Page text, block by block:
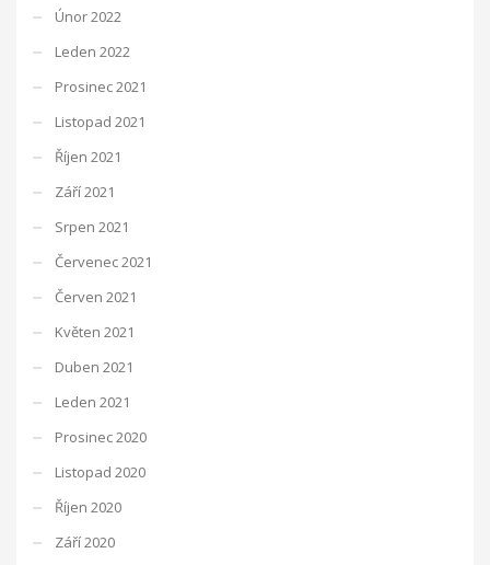
Únor 2022
Leden 2022
Prosinec 2021
Listopad 2021
Říjen 2021
Září 2021
Srpen 2021
Červenec 2021
Červen 2021
Květen 2021
Duben 2021
Leden 2021
Prosinec 2020
Listopad 2020
Říjen 2020
Září 2020